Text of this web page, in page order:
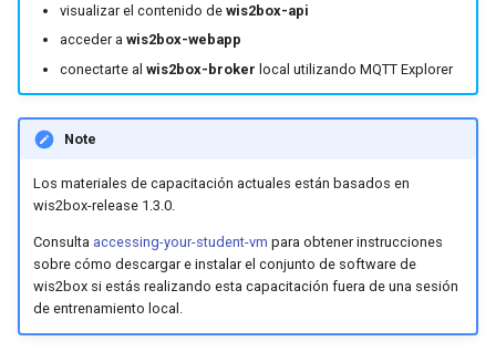
n
q
Contraseñas de WEBAPP,
STORAGE y BROKER
Revisar wis2box.env
Iniciar wis2box
wis2box API
wis2box webapp
visualizar el contenido de wis2box-api
acceder a wis2box-webapp
conectarte al wis2box-broker local utilizando MQTT Explorer
Note
Los materiales de capacitación actuales están basados en
wis2box-release 1.3.0.
Consulta accessing-your-student-vm para obtener instrucciones
sobre cómo descargar e instalar el conjunto de software de
wis2box si estás realizando esta capacitación fuera de una sesión
de entrenamiento local.